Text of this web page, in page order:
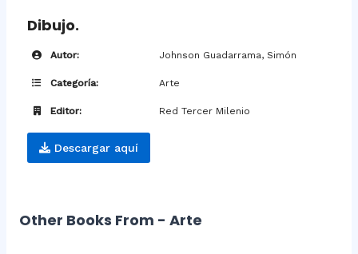
Dibujo.
Autor: Johnson Guadarrama, Simón
Categoría: Arte
Editor: Red Tercer Milenio
Descargar aquí
Other Books From - Arte